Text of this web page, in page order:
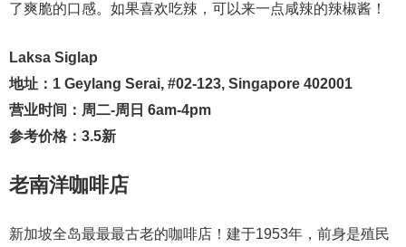
了爽脆的口感。如果喜欢吃辣，可以来一点咸辣的辣椒酱！
Laksa Siglap
地址：1 Geylang Serai, #02-123, Singapore 402001
营业时间：周二-周日 6am-4pm
参考价格：3.5新
老南洋咖啡店
新加坡全岛最最最古老的咖啡店！建于1953年，前身是殖民